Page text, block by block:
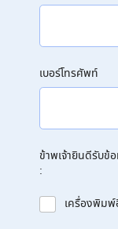
เบอร์โทรศัพท์
ข้าพเจ้ายินดีรับข้
:
เครื่องพิม